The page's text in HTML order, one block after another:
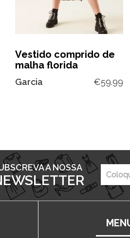
Vestido comprido de
malha florida
Garcia €59.99
A NOSSA